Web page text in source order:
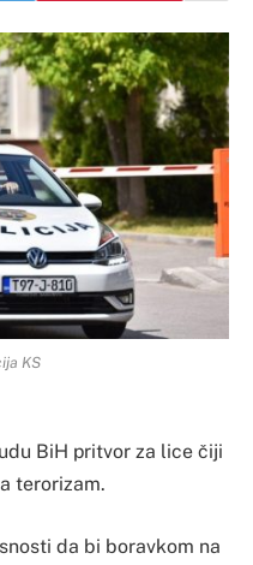
KS
BiH pritvor za lice čiji
terorizam.
da bi boravkom na